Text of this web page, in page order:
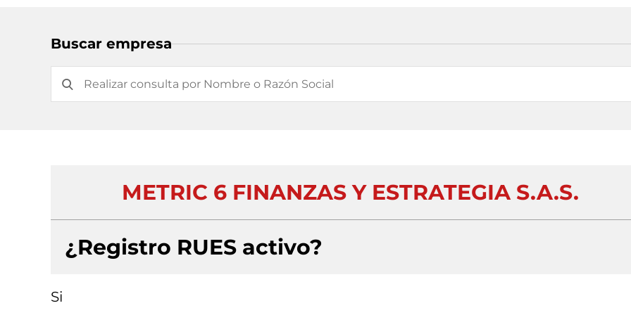
Buscar empresa
METRIC 6 FINANZAS Y ESTRATEGIA S.A.S.
¿Registro RUES activo?
Si